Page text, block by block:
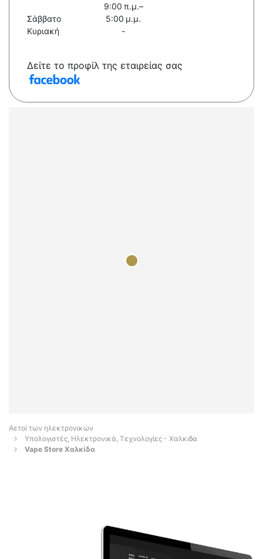
Σάββατο
9:00 π.μ.–
5:00 μ.μ.
Κυριακή
-
Δείτε το προφίλ της εταιρείας σας
Αετοί των ηλεκτρονικών
Υπολογιστές, Ηλεκτρονικά, Τεχνολογίες - Χαλκιδα
Vape Store Χαλκίδα